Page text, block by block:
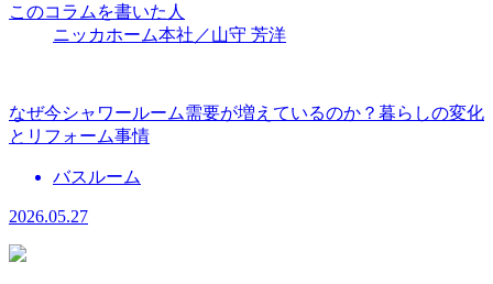
このコラムを書いた人
ニッカホーム本社／山守 芳洋
なぜ今シャワールーム需要が増えているのか？暮らしの変化
とリフォーム事情
バスルーム
2026.05.27